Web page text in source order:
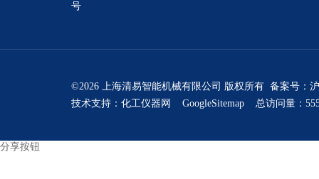
号
©2026 上海清易智能机械有限公司 版权所有 备案号：
技术支持： 化工仪器网 GoogleSitemap 总访问量：
分享按钮